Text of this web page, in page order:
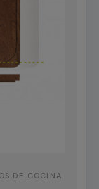
DE COCINA